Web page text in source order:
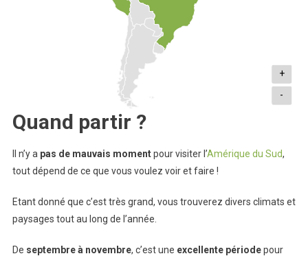
+
-
Quand partir ?
Il n’y a pas de mauvais momentpour visiter l’Amérique du Sud,
tout dépend de ce que vous voulez voir et faire !
Etant donné que c’est très grand, vous trouverez divers climats et
paysages tout au long de l’année.
De septembre à novembre, c’est une excellente périodepour